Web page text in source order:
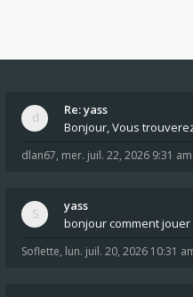
Re: yass
Bonjour, Vous
dlan67, mer. juil. 22, 2026 9:31 am
yass
bonjour comment
Soflette, lun. juil. 20, 2026 10:31